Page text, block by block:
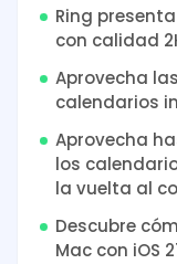
Ring
con calidad
Aprovecha
calendarios
Aprovecha
los
la vuelta al
Descubre
Mac con iOS